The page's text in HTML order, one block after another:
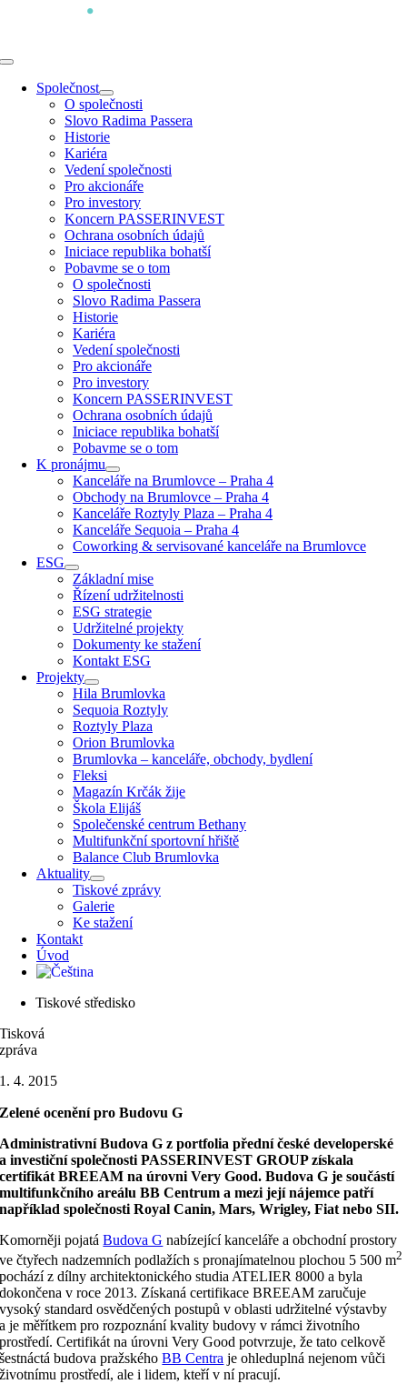
Toggle
NavigationSpolečnost
O společnosti
Slovo Radima Passera
Historie
Kariéra
Vedení společnosti
Pro akcionáře
Pro investory
Koncern PASSERINVEST
Ochrana osobních údajů
Iniciace republika bohatší
Pobavme se o tom
O společnosti
Slovo Radima Passera
Historie
Kariéra
Vedení společnosti
Pro akcionáře
Pro investory
Koncern PASSERINVEST
Ochrana osobních údajů
Iniciace republika bohatší
Pobavme se o tom
K pronájmu
Kanceláře na Brumlovce – Praha 4
Obchody na Brumlovce – Praha 4
Kanceláře Roztyly Plaza – Praha 4
Kanceláře Sequoia – Praha 4
Coworking & servisované kanceláře na Brumlovce
ESG
Základní mise
Řízení udržitelnosti
ESG strategie
Udržitelné projekty
Dokumenty ke stažení
Kontakt ESG
Projekty
Hila Brumlovka
Sequoia Roztyly
Roztyly Plaza
Orion Brumlovka
Brumlovka – kanceláře, obchody, bydlení
Fleksi
Magazín Krčák žije
Škola Elijáš
Společenské centrum Bethany
Multifunkční sportovní hřiště
Balance Club Brumlovka
Aktuality
Tiskové zprávy
Galerie
Ke stažení
Kontakt
Úvod
Tiskové středisko
Tisková
zpráva
1. 4. 2015
Zelené ocenění pro Budovu G
Administrativní Budova G z portfolia přední české developerské
a investiční společnosti PASSERINVEST GROUP získala
certifikát BREEAM na úrovni Very Good. Budova G je součástí
multifunkčního areálu BB Centrum a mezi její nájemce patří
například společnosti Royal Canin, Mars, Wrigley, Fiat nebo SII.
Komorněji pojatáBudova G nabízející kanceláře a obchodní prostory
ve čtyřech nadzemních podlažích s pronajímatelnou plochou 5 500 m2
pochází z dílny architektonického studia ATELIER 8000 a byla
dokončena v roce 2013. Získaná certifikace BREEAM zaručuje
vysoký standard osvědčených postupů v oblasti udržitelné výstavby
a je měřítkem pro rozpoznání kvality budovy v rámci životního
prostředí. Certifikát na úrovni Very Good potvrzuje, že tato celkově
šestnáctá budova pražskéhoBB Centra je ohleduplná nejenom vůči
životnímu prostředí, ale i lidem, kteří v ní pracují.